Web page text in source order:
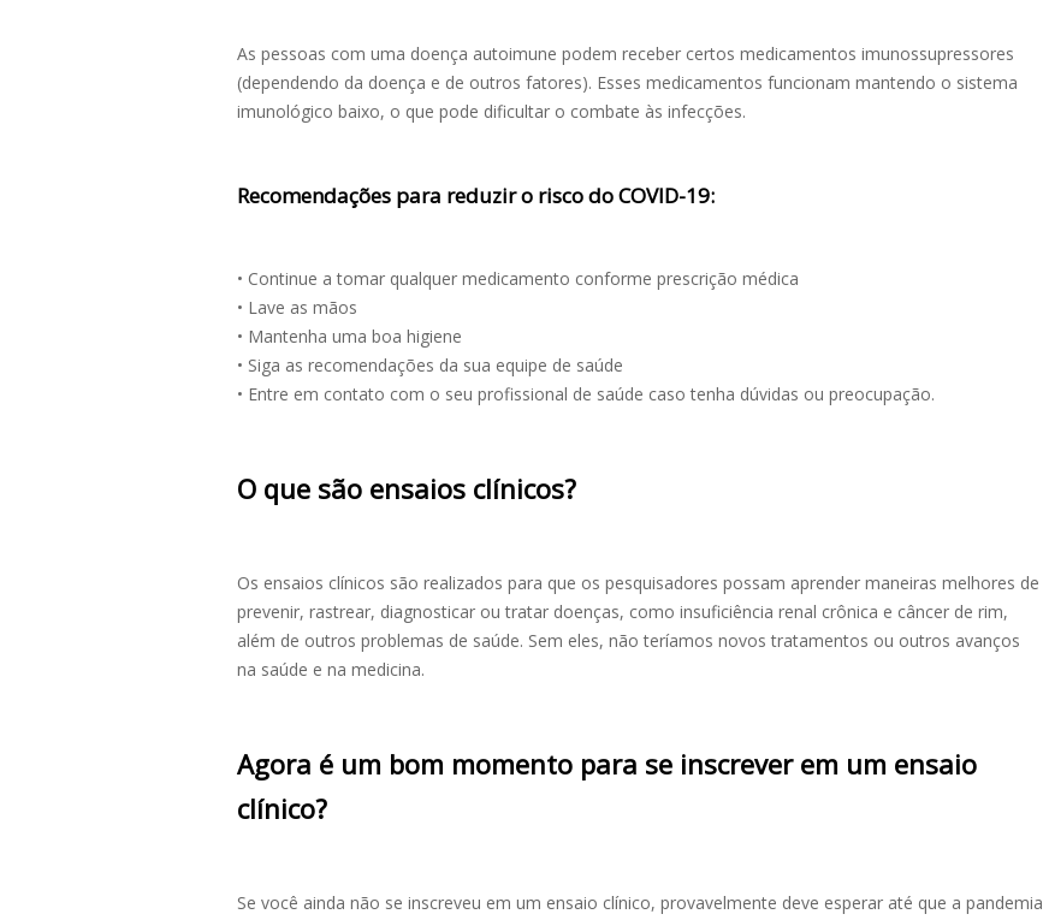
As pessoas com uma doença autoimune podem receber certos medicamentos imunossupressores
(dependendo da doença e de outros fatores). Esses medicamentos funcionam mantendo o sistema
imunológico baixo, o que pode dificultar o combate às infecções.
Recomendações para reduzir o risco do COVID-19:
• Continue a tomar qualquer medicamento conforme prescrição médica
• Lave as mãos
• Mantenha uma boa higiene
• Siga as recomendações da sua equipe de saúde
• Entre em contato com o seu profissional de saúde caso tenha dúvidas ou preocupação.
O que são ensaios clínicos?
Os ensaios clínicos são realizados para que os pesquisadores possam aprender maneiras melhores de
prevenir, rastrear, diagnosticar ou tratar doenças, como insuficiência renal crônica e câncer de rim,
além de outros problemas de saúde. Sem eles, não teríamos novos tratamentos ou outros avanços
na saúde e na medicina.
Agora é um bom momento para se inscrever em um ensaio
clínico?
Se você ainda não se inscreveu em um ensaio clínico, provavelmente deve esperar até que a pandemia